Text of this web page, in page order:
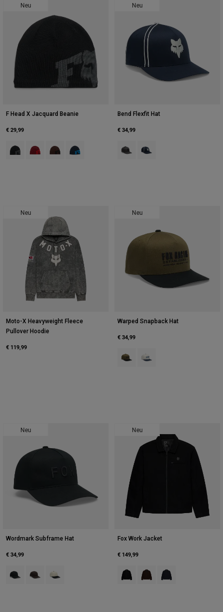
Neu
F Head X Jacquard Beanie
€ 29,99
Product swatch type of Schwarz.
Product swatch type of Chili-Rot.
Product swatch type of Kaffee.
Product swatch type of Mitternachtsblau.
Neu
Bend Flexfit Hat
€ 34,99
Product swatch type of Dunkles
Product swatch type of
Neu
Moto-X Heavyweight Fleece
Pullover Hoodie
€ 119,99
Neu
Warped Snapback Hat
€ 34,99
Product swatch type of Olivgrün.
Product swatch type of
Neu
Wordmark Subframe Hat
€ 34,99
Product swatch type of Schwarz.
Product swatch type of Kakaobraun.
Product swatch type of Pearl White.
Neu
Fox Work Jacket
€ 149,99
Product swatch type of Schwarz.
Product swatch type of
Product swatch